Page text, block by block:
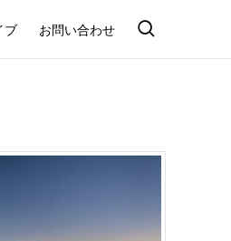
ブ お問い合わせ